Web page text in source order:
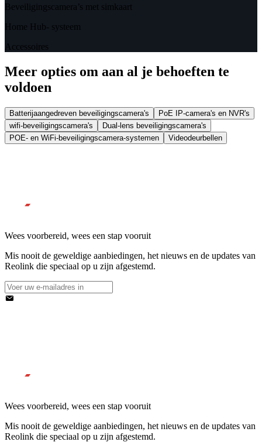
Beveiligingscamera’s met simkaart
Home Hub- systeem
Accessoires
Meer opties om aan al je behoeften te
voldoen
Batterijaangedreven beveiligingscamera's
PoE IP-camera's en NVR's
wifi-beveiligingscamera's
Dual-lens beveiligingscamera's
POE- en WiFi-beveiligingscamera-systemen
Videodeurbellen
Wees voorbereid, wees een stap vooruit
Mis nooit de geweldige aanbiedingen, het nieuws en de updates van
Reolink die speciaal op u zijn afgestemd.
Wees voorbereid, wees een stap vooruit
Mis nooit de geweldige aanbiedingen, het nieuws en de updates van
Reolink die speciaal op u zijn afgestemd.